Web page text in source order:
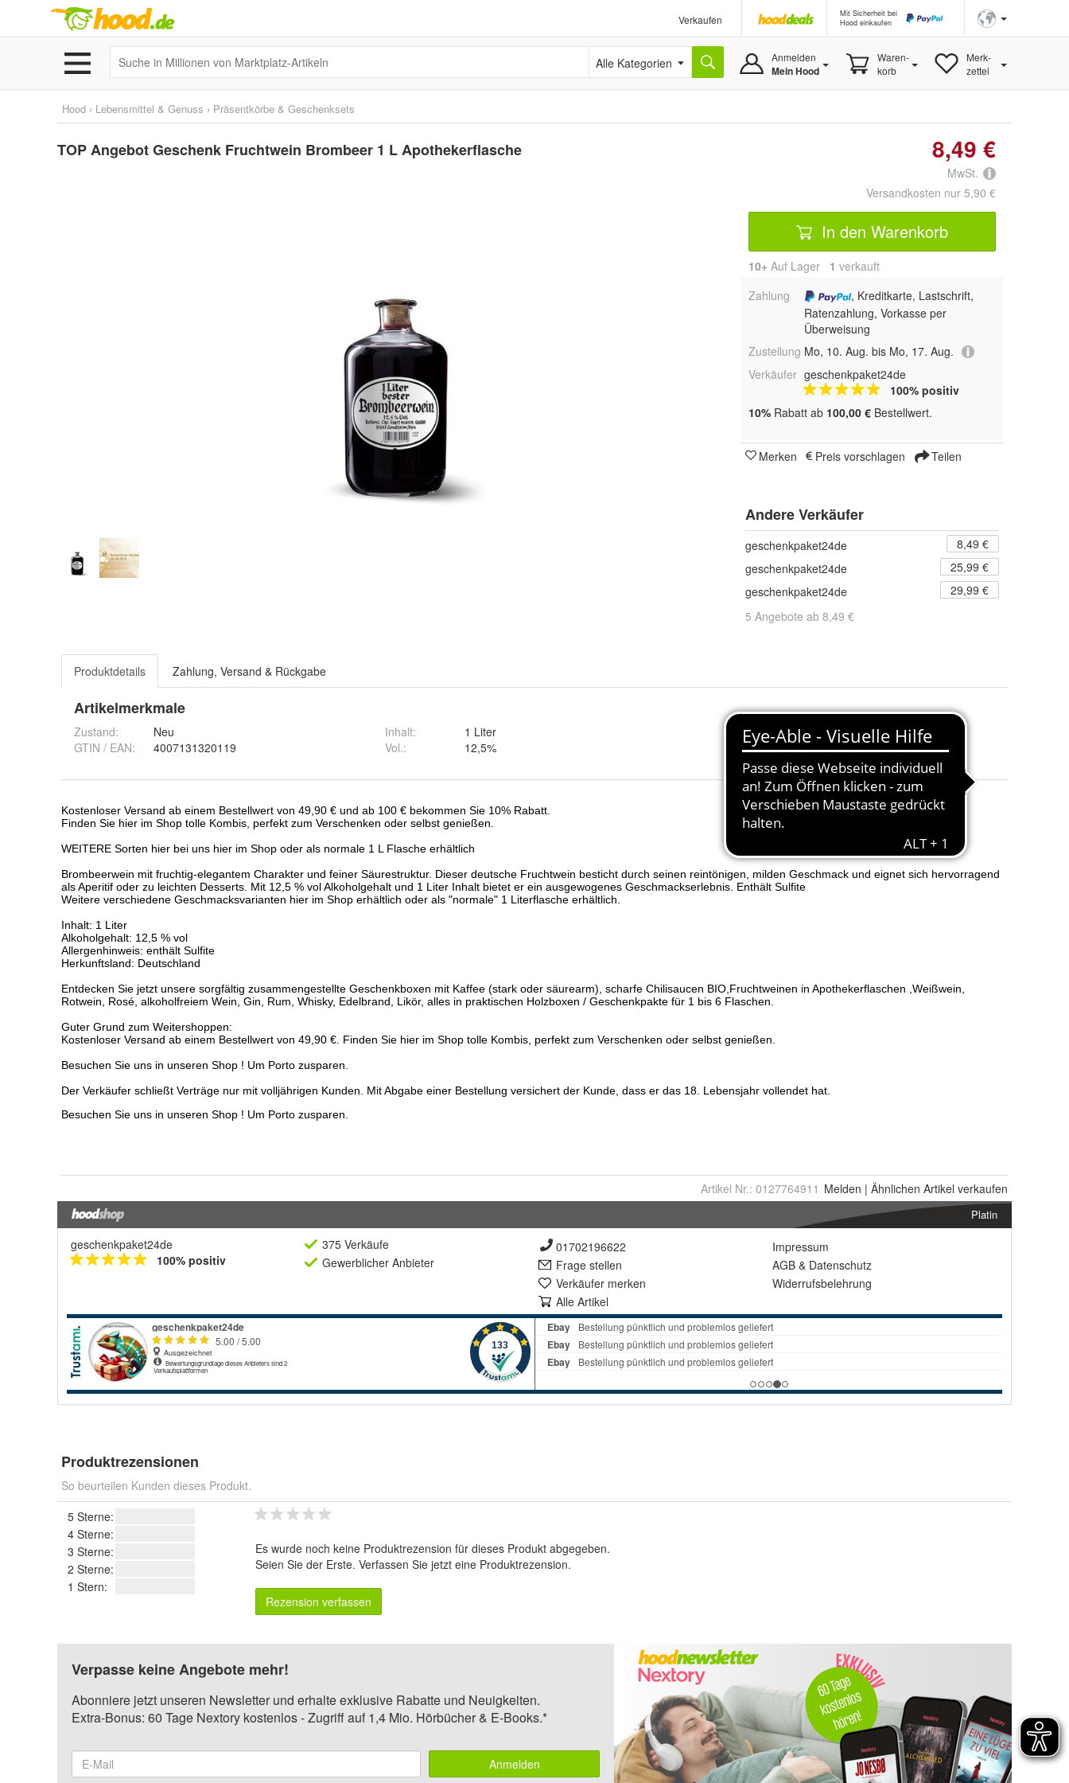
Verkaufen
Mit Sicherheit bei
Hood einkaufen
Alle Kategorien Anmelden
Mein Hood
Waren-
korb
Merk-
zettel
Hood › Lebensmittel & Genuss › Präsentkörbe & Geschenksets
TOP Angebot Geschenk Fruchtwein Brombeer 1 L Apothekerflasche 8,49 €
MwSt.
Versandkosten nur 5,90 €
In den Warenkorb
10+ Auf Lager 1 verkauft
Zahlung
, Kreditkarte, Lastschrift,
Ratenzahlung, Vorkasse per
Überweisung
Zustellung Mo, 10. Aug. bis Mo, 17. Aug.
Verkäufer geschenkpaket24de
100% positiv
10% Rabatt ab 100,00 € Bestellwert.
Merken Preis vorschlagen Teilen
Andere Verkäufer
geschenkpaket24de
8,49 €
geschenkpaket24de
25,99 €
geschenkpaket24de
29,99 €
5 Angebote ab 8,49 €
Produktdetails Zahlung, Versand & Rückgabe
Artikelmerkmale
Zustand:
Neu
GTIN / EAN:
4007131320119
Inhalt:
1 Liter
Vol.: 12,5%
Artikel Nr.: 0127764911 Melden | Ähnlichen Artikel verkaufen
Platin
geschenkpaket24de
100% positiv
375 Verkäufe
Gewerblicher Anbieter
01702196622
Frage stellen
Verkäufer merken
Alle Artikel
Impressum
AGB & Datenschutz
Widerrufsbelehrung
Produktrezensionen
So beurteilen Kunden dieses Produkt.
5 Sterne:
4 Sterne:
3 Sterne:
2 Sterne:
1 Stern:
Es wurde noch keine Produktrezension für dieses Produkt abgegeben.
Seien Sie der Erste. Verfassen Sie jetzt eine Produktrezension.
Rezension verfassen
Verpasse keine Angebote mehr!
Abonniere jetzt unseren Newsletter und erhalte exklusive Rabatte und Neuigkeiten.
Extra-Bonus: 60 Tage Nextory kostenlos - Zugriff auf 1,4 Mio. Hörbücher & E-Books.*
Anmelden